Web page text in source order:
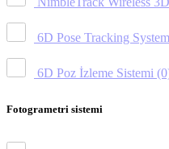
6D Pose Tracking System
6D Poz İzleme Sistemi
Fotogrametri sistemi